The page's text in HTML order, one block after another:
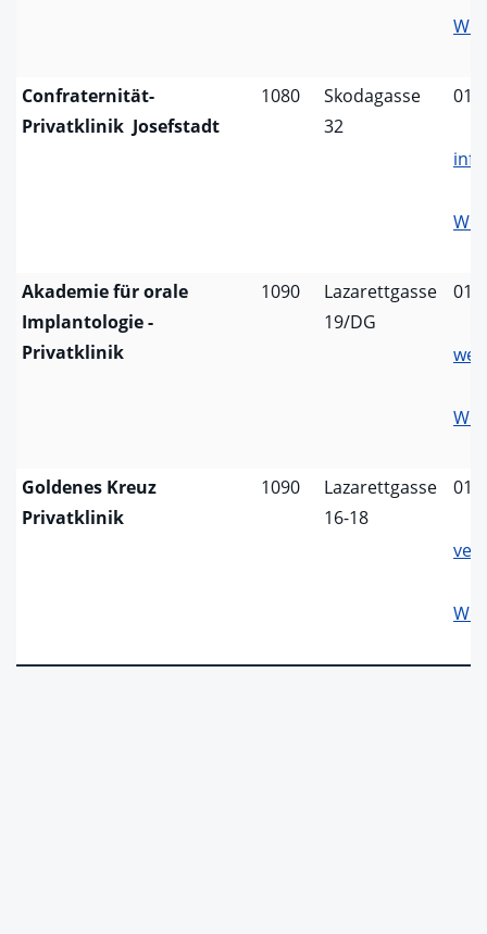
Confraternität-
Privatklinik Josefstadt
1080
Skodagasse
32
01/
Akademie für orale
Implantologie -
Privatklinik
1090
Lazarettgasse
19/DG
01/
Goldenes Kreuz
Privatklinik
1090
Lazarettgasse
16-18
01/